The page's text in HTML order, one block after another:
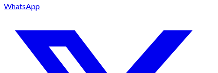
WhatsApp